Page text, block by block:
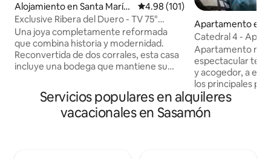
Alojamiento en Santa María
del Mercadillo
Calificación promedio: 4.98 de
4.98 (101)
Exclusive Ribera del Duero - TV 75"
Netflix y Wifi
Una joya completamente reformada
que combina historia y modernidad.
Reconvertida de dos corrales, esta casa
incluye una bodega que mantiene su
de tan solo 70 habitantes, aquí el silencio
es el mayor lujo. Equipada con todas las
comodidades, disfruta de tus series y
Apartamento en
Catedral 4 -
Deluxe
Apartamento
espectacular
y acogedor, a
los principales
de la ciudad de Burgos.
habitaciones,
cm y dos con
Servicios populares en alquileres
vacacionales en Sasamón